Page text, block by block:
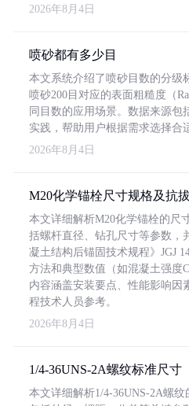
2026年8月4日
喷砂都有多少目
本文系统介绍了喷砂目数的分级
喷砂200目对应的表面粗糙度（
同目数的应用场景。数据来源包
实践，帮助用户根据需求选择合
2026年8月4日
M20化学锚栓尺寸规格及抗
本文详细解析M20化学锚栓的尺
括螺杆直径、钻孔尺寸等参数，
凝土结构后锚固技术规程》JGJ
方法和典型数值（如混凝土强度
内容涵盖安装要点、性能影响因
程技术人员参考。
2026年8月4日
1/4-36UNS-2A螺纹标准尺寸
本文详细解析1/4-36UNS-2A螺纹